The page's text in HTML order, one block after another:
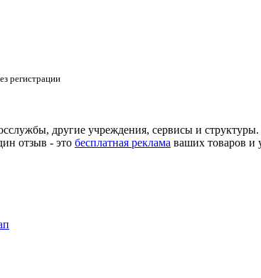
регистрации
другие учреждения, сервисы и
отзыв - это бесплатная реклама ваших товаров и